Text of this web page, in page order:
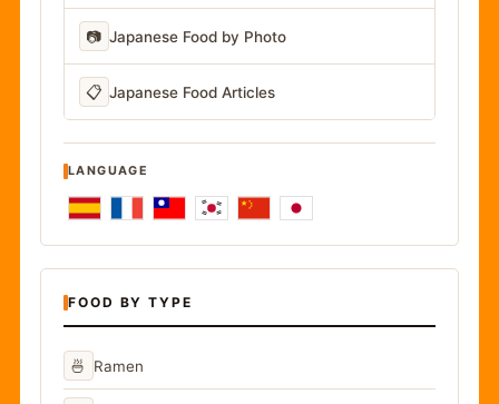
📷 Japanese Food by Photo
📋 Japanese Food Articles
LANGUAGE
FOOD BY TYPE
🍜 Ramen